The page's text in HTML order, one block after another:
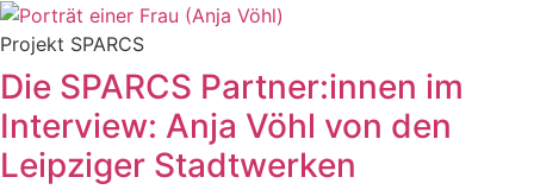
Projekt SPARCS
Die SPARCS Partner:innen im
Interview: Anja Vöhl von den
Leipziger Stadtwerken